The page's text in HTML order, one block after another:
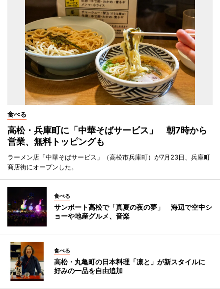
食べる
高松・兵庫町に「中華そばサービス」 朝7時から
営業、無料トッピングも
ラーメン店「中華そばサービス」（高松市兵庫町）が7月23日、兵庫町
商店街にオープンした。
食べる
サンポート高松で「真夏の夜の夢」 海辺で空中シ
ョーや地産グルメ、音楽
食べる
高松・丸亀町の日本料理「凛と」が新スタイルに
好みの一品を自由追加